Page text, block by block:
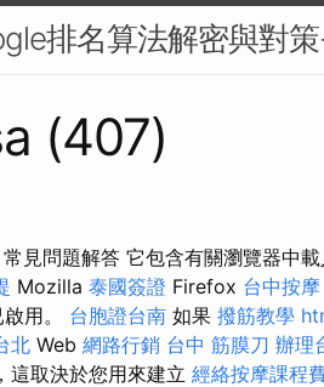
排名算法解密與對
(407)
見問題解答 它包含有關瀏覽器中載
Mozilla 泰國簽證 Firefox 台中按摩
用。 台胞證台南 如果 撥筋教學
北 Web 網路行銷 台中 筋膜刀 辦理
這取決於您用來建立 經絡按摩課程